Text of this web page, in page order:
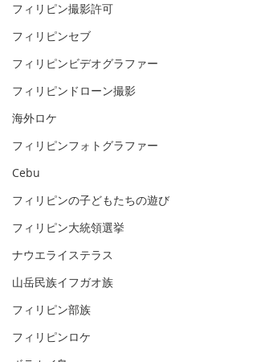
フィリピン撮影許可
フィリピンセブ
フィリピンビデオグラファー
フィリピンドローン撮影
海外ロケ
フィリピンフォトグラファー
Cebu
フィリピンの子どもたちの遊び
フィリピン大統領選挙
ナウエライステラス
山岳民族イフガオ族
フィリピン部族
フィリピンロケ